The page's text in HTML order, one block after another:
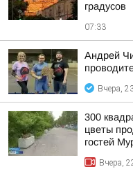
градусов
07:33
Андрей
Вчера,
300
цветы
гостей
Вчера,